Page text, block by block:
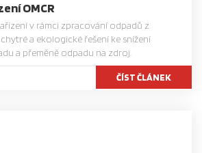
OMCR
v rámci zpracování odpadů z
a ekologické řešení ke snížení
a přeměně odpadu na zdroj.
ČÍST ČLÁNEK